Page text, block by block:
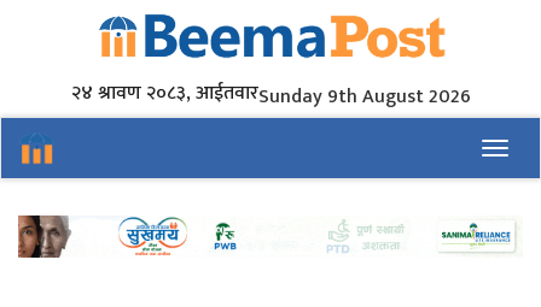
२४ श्रावण २०८३, आईतवारSunday 9th August 2026